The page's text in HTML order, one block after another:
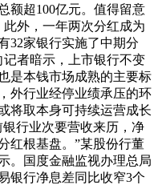
额超100亿元。值得留意
外，一年两次分红成为
32家银行实施了中期分
记者暗示，上市银行不变
是本钱市场成熟的主要标
外行业经停业绩承压的环
将取本身可持续运营成长
行业次要营收来历，净
红根基盘。”某股份行董
。国度金融监视办理总局
银行净息差同比收窄3个